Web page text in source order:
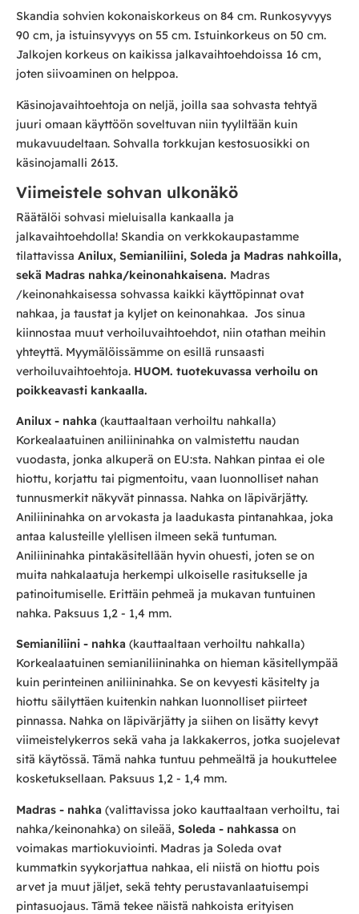
Skandia sohvien kokonaiskorkeus on 84 cm. Runkosyvyys
90 cm, ja istuinsyvyys on 55 cm. Istuinkorkeus on 50 cm.
Jalkojen korkeus on kaikissa jalkavaihtoehdoissa 16 cm,
joten siivoaminen on helppoa.
Käsinojavaihtoehtoja on neljä, joilla saa sohvasta tehtyä
juuri omaan käyttöön soveltuvan niin tyyliltään kuin
mukavuudeltaan. Sohvalla torkkujan kestosuosikki on
käsinojamalli 2613.
Viimeistele sohvan ulkonäkö
Räätälöi sohvasi mieluisalla kankaalla ja
jalkavaihtoehdolla! Skandia on verkkokaupastamme
tilattavissa Anilux, Semianiliini, Soleda ja Madras nahkoilla,
sekä Madras nahka/keinonahkaisena. Madras
/keinonahkaisessa sohvassa kaikki käyttöpinnat ovat
nahkaa, ja taustat ja kyljet on keinonahkaa. Jos sinua
kiinnostaa muut verhoiluvaihtoehdot, niin otathan meihin
yhteyttä. Myymälöissämme on esillä runsaasti
verhoiluvaihtoehtoja. HUOM. tuotekuvassa verhoilu on
poikkeavasti kankaalla.
Anilux - nahka (kauttaaltaan verhoiltu nahkalla)
Korkealaatuinen aniliininahka on valmistettu naudan
vuodasta, jonka alkuperä on EU:sta. Nahkan pintaa ei ole
hiottu, korjattu tai pigmentoitu, vaan luonnolliset nahan
tunnusmerkit näkyvät pinnassa. Nahka on läpivärjätty.
Aniliininahka on arvokasta ja laadukasta pintanahkaa, joka
antaa kalusteille ylellisen ilmeen sekä tuntuman.
Aniliininahka pintakäsitellään hyvin ohuesti, joten se on
muita nahkalaatuja herkempi ulkoiselle rasitukselle ja
patinoitumiselle. Erittäin pehmeä ja mukavan tuntuinen
nahka. Paksuus 1,2 - 1,4 mm.
Semianiliini - nahka (kauttaaltaan verhoiltu nahkalla)
Korkealaatuinen semianiliininahka on hieman käsitellympää
kuin perinteinen aniliininahka. Se on kevyesti käsitelty ja
hiottu säilyttäen kuitenkin nahkan luonnolliset piirteet
pinnassa. Nahka on läpivärjätty ja siihen on lisätty kevyt
viimeistelykerros sekä vaha ja lakkakerros, jotka suojelevat
sitä käytössä. Tämä nahka tuntuu pehmeältä ja houkuttelee
kosketuksellaan. Paksuus 1,2 - 1,4 mm.
Madras - nahka (valittavissa joko kauttaaltaan verhoiltu, tai
nahka/keinonahka) on sileää, Soleda - nahkassa on
voimakas martiokuviointi. Madras ja Soleda ovat
kummatkin syykorjattua nahkaa, eli niistä on hiottu pois
arvet ja muut jäljet, sekä tehty perustavanlaatuisempi
pintasuojaus. Tämä tekee näistä nahkoista erityisen